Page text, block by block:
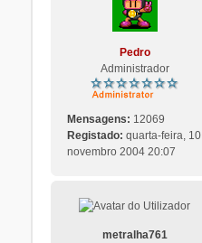
Pedro
Administrador
Mensagens: 12069
Registado: quarta-feira, 10
novembro 2004 20:07
metralha761